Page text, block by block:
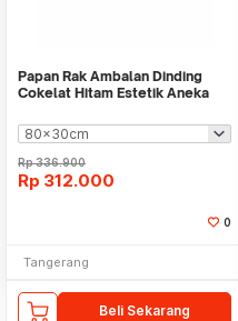
Papan Rak Ambalan Dinding
Cokelat Hitam Estetik Aneka
Rp336.900
Rp 312.000
0
Tangerang
Beli Sekarang